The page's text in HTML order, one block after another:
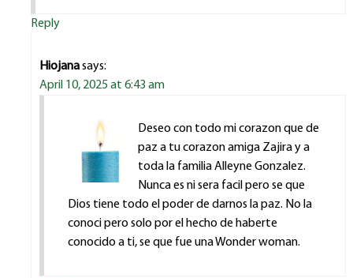
Reply
Hiojanasays:
April 10, 2025 at 6:43 am
Deseo con todo mi corazon que de
paz a tu corazon amiga Zajira y a
toda la familia Alleyne Gonzalez.
Nunca es ni sera facil pero se que
Dios tiene todo el poder de darnos la paz. No la
conoci pero solo por el hecho de haberte
conocido a ti, se que fue una Wonder woman.